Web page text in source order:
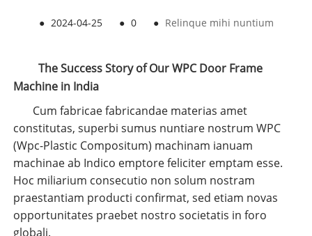
● 2024-04-25 ● 0 ● Relinque mihi nuntium
The Success Story of Our WPC Door Frame
Machine in India
Cum fabricae fabricandae materias amet
constitutas, superbi sumus nuntiare nostrum WPC
(Wpc-Plastic Compositum) machinam ianuam
machinae ab Indico emptore feliciter emptam esse.
Hoc miliarium consecutio non solum nostram
praestantiam producti confirmat, sed etiam novas
opportunitates praebet nostro societatis in foro
globali.